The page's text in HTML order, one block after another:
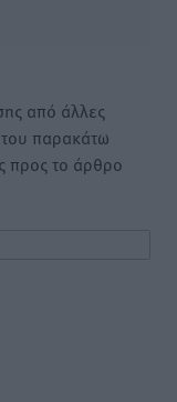
από άλλες
του παρακάτω
προς το άρθρο